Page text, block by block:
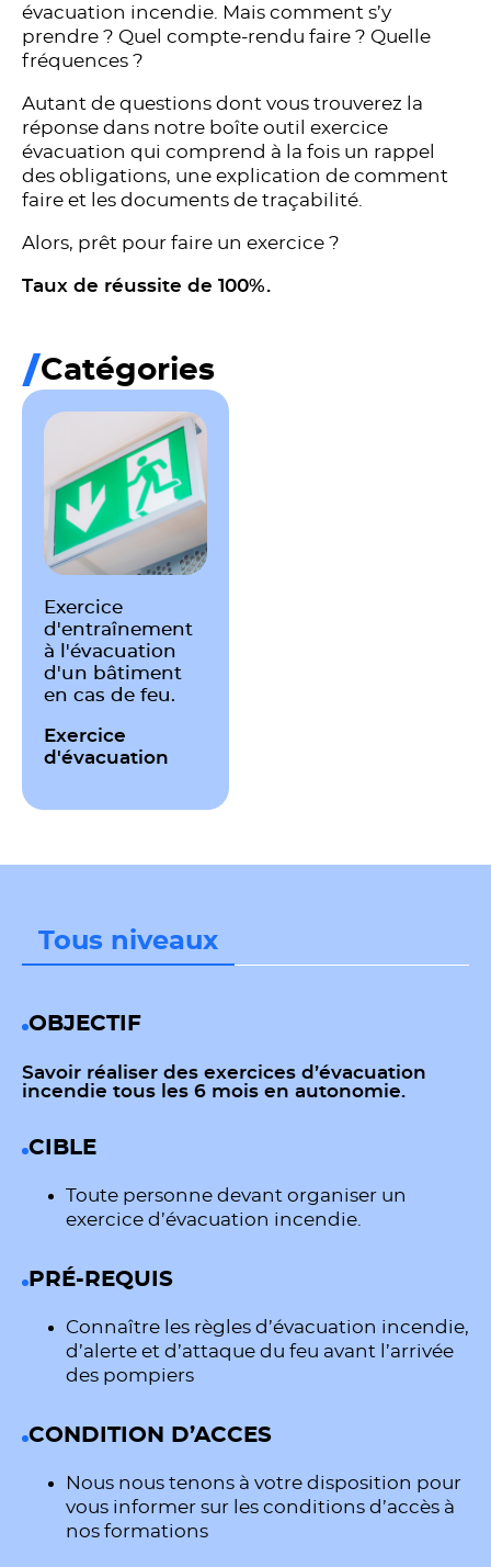
évacuation incendie. Mais comment s’y
prendre ? Quel compte-rendu faire ? Quelle
fréquences ?
Autant de questions dont vous trouverez la
réponse dans notre boîte outil exercice
évacuation qui comprend à la fois un rappel
des obligations, une explication de comment
faire et les documents de traçabilité.
Alors, prêt pour faire un exercice ?
Taux de réussite de 100%.
Catégories
Exercice
d'entraînement
à l'évacuation
d'un bâtiment
en cas de feu.
Exercice
d'évacuation
Tous niveaux
OBJECTIF
Savoir réaliser des exercices d’évacuation
incendie tous les 6 mois en autonomie.
CIBLE
Toute personne devant organiser un
exercice d’évacuation incendie.
PRÉ-REQUIS
Connaître les règles d’évacuation incendie,
d’alerte et d’attaque du feu avant l’arrivée
des pompiers
CONDITION D’ACCES
Nous nous tenons à votre disposition pour
vous informer sur les conditions d’accès à
nos formations